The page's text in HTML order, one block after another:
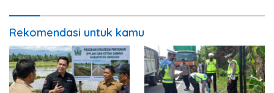
Rekomendasi untuk kamu